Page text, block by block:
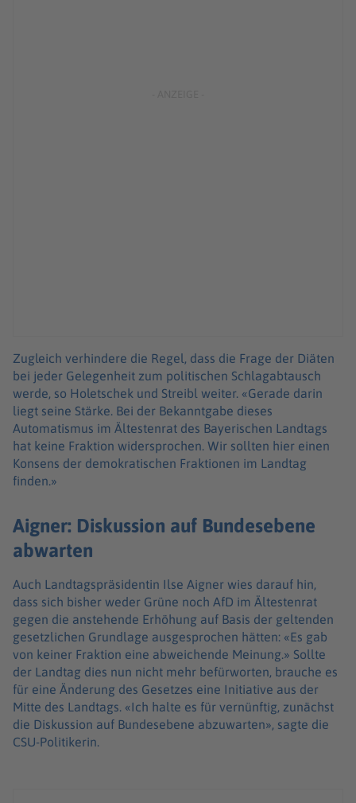
Zugleich verhindere die Regel, dass die Frage der Diäten
bei jeder Gelegenheit zum politischen Schlagabtausch
werde, so Holetschek und Streibl weiter. «Gerade darin
liegt seine Stärke. Bei der Bekanntgabe dieses
Automatismus im Ältestenrat des Bayerischen Landtags
hat keine Fraktion widersprochen. Wir sollten hier einen
Konsens der demokratischen Fraktionen im Landtag
finden.»
Aigner: Diskussion auf Bundesebene
abwarten
Auch Landtagspräsidentin Ilse Aigner wies darauf hin,
dass sich bisher weder Grüne noch AfD im Ältestenrat
gegen die anstehende Erhöhung auf Basis der geltenden
gesetzlichen Grundlage ausgesprochen hätten: «Es gab
von keiner Fraktion eine abweichende Meinung.» Sollte
der Landtag dies nun nicht mehr befürworten, brauche es
für eine Änderung des Gesetzes eine Initiative aus der
Mitte des Landtags. «Ich halte es für vernünftig, zunächst
die Diskussion auf Bundesebene abzuwarten», sagte die
CSU-Politikerin.